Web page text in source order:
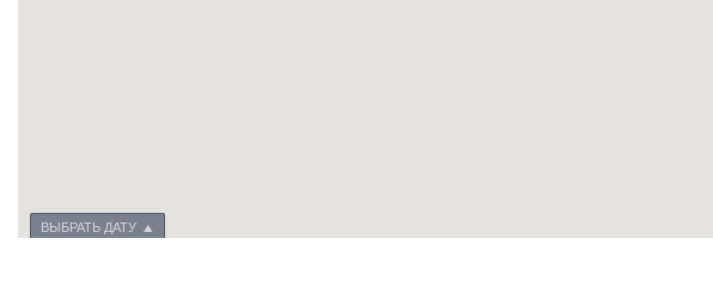
ВЫБРАТЬ ДАТУ